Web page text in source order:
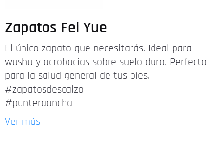
Zapatos Fei Yue
El único zapato que necesitarás. Ideal para
wushu y acrobacias sobre suelo duro. Perfecto
para la salud general de tus pies.
#zapatosdescalzo
#punteraancha
Ver más